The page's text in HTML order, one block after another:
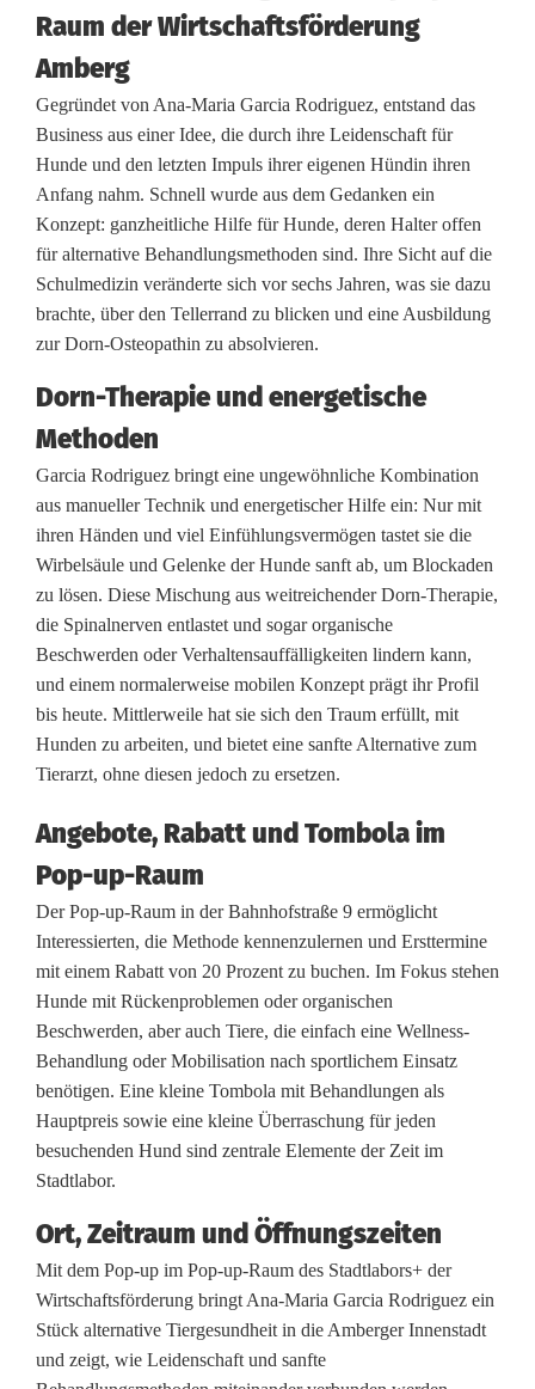
s
t
e
o
p
a
t
h
i
e
i
m
P
o
p
-
u
d
e
s
S
t
a
d
t
a
b
o
Raum der Wirtschaftsförderung
Amberg
Gegründet von Ana-Maria Garcia Rodriguez, entstand das
Business aus einer Idee, die durch ihre Leidenschaft für
Hunde und den letzten Impuls ihrer eigenen Hündin ihren
Anfang nahm. Schnell wurde aus dem Gedanken ein
Konzept: ganzheitliche Hilfe für Hunde, deren Halter offen
für alternative Behandlungsmethoden sind. Ihre Sicht auf die
Schulmedizin veränderte sich vor sechs Jahren, was sie dazu
brachte, über den Tellerrand zu blicken und eine Ausbildung
zur Dorn-Osteopathin zu absolvieren.
Dorn-Therapie und energetische
Methoden
Garcia Rodriguez bringt eine ungewöhnliche Kombination
aus manueller Technik und energetischer Hilfe ein: Nur mit
ihren Händen und viel Einfühlungsvermögen tastet sie die
Wirbelsäule und Gelenke der Hunde sanft ab, um Blockaden
zu lösen. Diese Mischung aus weitreichender Dorn-Therapie,
die Spinalnerven entlastet und sogar organische
Beschwerden oder Verhaltensauffälligkeiten lindern kann,
und einem normalerweise mobilen Konzept prägt ihr Profil
bis heute. Mittlerweile hat sie sich den Traum erfüllt, mit
Hunden zu arbeiten, und bietet eine sanfte Alternative zum
Tierarzt, ohne diesen jedoch zu ersetzen.
Angebote, Rabatt und Tombola im
Pop-up-Raum
Der Pop-up-Raum in der Bahnhofstraße 9 ermöglicht
Interessierten, die Methode kennenzulernen und Ersttermine
mit einem Rabatt von 20 Prozent zu buchen. Im Fokus stehen
Hunde mit Rückenproblemen oder organischen
Beschwerden, aber auch Tiere, die einfach eine Wellness-
Behandlung oder Mobilisation nach sportlichem Einsatz
benötigen. Eine kleine Tombola mit Behandlungen als
Hauptpreis sowie eine kleine Überraschung für jeden
besuchenden Hund sind zentrale Elemente der Zeit im
Stadtlabor.
Ort, Zeitraum und Öffnungszeiten
Mit dem Pop-up im Pop-up-Raum des Stadtlabors+ der
Wirtschaftsförderung bringt Ana-Maria Garcia Rodriguez ein
Stück alternative Tiergesundheit in die Amberger Innenstadt
und zeigt, wie Leidenschaft und sanfte